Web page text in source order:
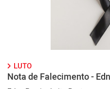
LUTO
Nota de Falecimento -